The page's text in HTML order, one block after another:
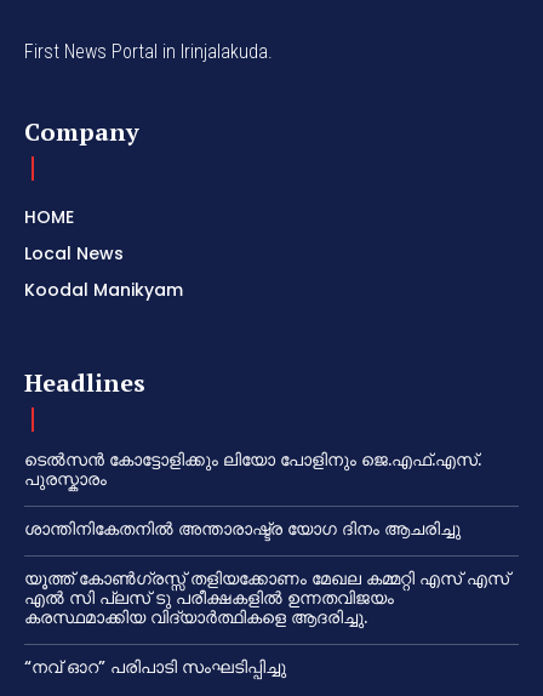
First News Portal in Irinjalakuda.
Company
HOME
Local News
Koodal Manikyam
Headlines
ടെൽസൻ കോട്ടോളിക്കും ലിയോ പോളിനും ജെ.എഫ്.എസ്.
പുരസ്കാരം
ശാന്തിനികേതനിൽ അന്താരാഷ്ട്ര യോഗ ദിനം ആചരിച്ചു
യൂത്ത് കോൺഗ്രസ്സ് തളിയക്കോണം മേഖല കമ്മറ്റി എസ് എസ്
എൽ സി പ്ലസ് ടു പരീക്ഷകളിൽ ഉന്നതവിജയം
കരസ്ഥമാക്കിയ വിദ്യാർത്ഥികളെ ആദരിച്ചു.
“നവ് ഓറ” പരിപാടി സംഘടിപ്പിച്ചു